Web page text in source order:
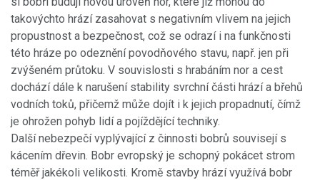
takovýchto hrází zasahovat s negativním vlivem na jejich
propustnost a bezpečnost, což se odrazí i na funkčnosti
této hráze po odeznění povodňového stavu, např. jen při
zvýšeném průtoku. V souvislosti s hrabáním nor a cest
dochází dále k narušení stability svrchní části hrází a břehů
vodních toků, přičemž může dojít i k jejich propadnutí, čímž
je ohrožen pohyb lidí a pojíždějící techniky.
Další nebezpečí vyplývající z činnosti bobrů souvisejí s
kácením dřevin. Bobr evropský je schopný pokácet strom
téměř jakékoli velikosti. Kromě stavby hrází využívá bobr